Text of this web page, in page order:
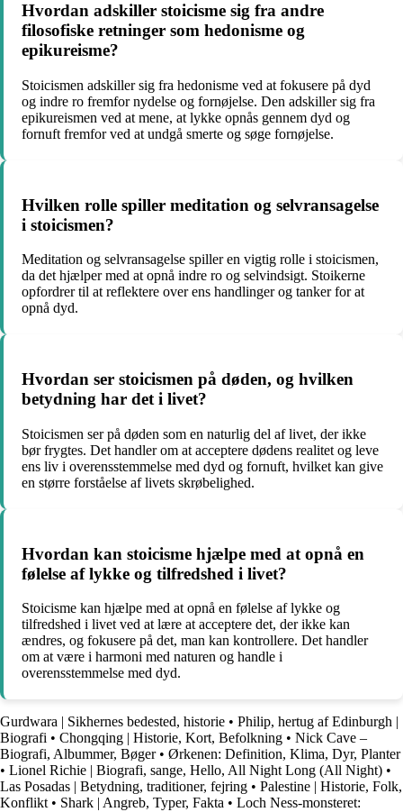
Hvordan adskiller stoicisme sig fra andre
filosofiske retninger som hedonisme og
epikureisme?
Stoicismen adskiller sig fra hedonisme ved at fokusere på dyd
og indre ro fremfor nydelse og fornøjelse. Den adskiller sig fra
epikureismen ved at mene, at lykke opnås gennem dyd og
fornuft fremfor ved at undgå smerte og søge fornøjelse.
Hvilken rolle spiller meditation og selvransagelse
i stoicismen?
Meditation og selvransagelse spiller en vigtig rolle i stoicismen,
da det hjælper med at opnå indre ro og selvindsigt. Stoikerne
opfordrer til at reflektere over ens handlinger og tanker for at
opnå dyd.
Hvordan ser stoicismen på døden, og hvilken
betydning har det i livet?
Stoicismen ser på døden som en naturlig del af livet, der ikke
bør frygtes. Det handler om at acceptere dødens realitet og leve
ens liv i overensstemmelse med dyd og fornuft, hvilket kan give
en større forståelse af livets skrøbelighed.
Hvordan kan stoicisme hjælpe med at opnå en
følelse af lykke og tilfredshed i livet?
Stoicisme kan hjælpe med at opnå en følelse af lykke og
tilfredshed i livet ved at lære at acceptere det, der ikke kan
ændres, og fokusere på det, man kan kontrollere. Det handler
om at være i harmoni med naturen og handle i
overensstemmelse med dyd.
Gurdwara | Sikhernes bedested, historie • Philip, hertug af Edinburgh |
Biografi • Chongqing | Historie, Kort, Befolkning • Nick Cave –
Biografi, Albummer, Bøger• Ørkenen: Definition, Klima, Dyr, Planter
• Lionel Richie | Biografi, sange, Hello, All Night Long (All Night) •
Las Posadas | Betydning, traditioner, fejring • Palestine | Historie, Folk,
Konflikt • Shark | Angreb, Typer, Fakta • Loch Ness-monsteret: